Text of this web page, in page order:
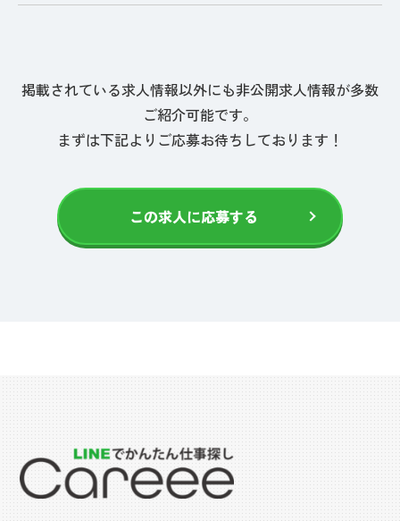
掲載されている求人情報以外にも非公開求人情報が多数
ご紹介可能です。
まずは下記よりご応募お待ちしております！
この求人に応募する